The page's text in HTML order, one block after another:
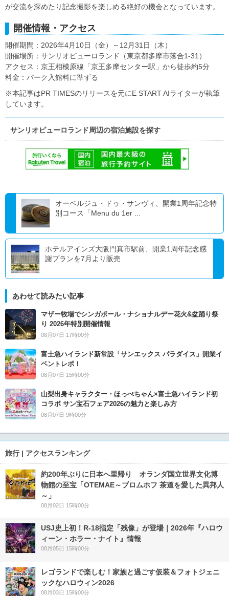
が交流を深めたり記念撮影を楽しめる絶好の機会となっています。
開催情報・アクセス
開催期間：2026年4月10日（金）～12月31日（木）
開催場所：サンリオピューロランド（東京都多摩市落合1-31）
アクセス：京王相模原線「京王多摩センター駅」から徒歩約5分
料金：パーク入館料に準ずる
※本記事はPR TIMESのリリースを元にE START AIライターが執筆
しています。
サンリオピューロランド周辺の宿泊施設を探す
オーベルジュ・ドゥ・サンヴィ、開業1周年記念特
別コース「Menu du 1er ...
ホテルアインズ大阪門真市駅前、開業1周年記念感
謝プランを7月より販売
あわせて読みたい記事
マザー牧場でシンガポール・ナショナルデー花火&盆踊り祭
り 2026年特別開催情報
08月07日 17時00分
富士急ハイランド新常設「サンエックス パラダイス」開業イ
ベントレポ！
08月07日 15時00分
山梨出身キャラクター・ほっぺちゃん×富士急ハイランド初
コラボ サン宝石フェア2026の魅力と楽しみ方
08月07日 9時00分
旅行 | アクセスランキング
約200年ぶりに日本へ里帰り オランダ国立世界文化博
物館の至宝「OTEMAE～ブロムホフ 茶道を愛した異邦人
～」
08月02日 15時00分
USJ史上初！R-18指定「残像」が登場｜2026年『ハロウ
ィーン・ホラー・ナイト』情報
08月05日 15時00分
レゴランドで楽しむ！家族と過ごす仮装＆フォトジェニ
ックなハロウィン2026
08月03日 15時00分